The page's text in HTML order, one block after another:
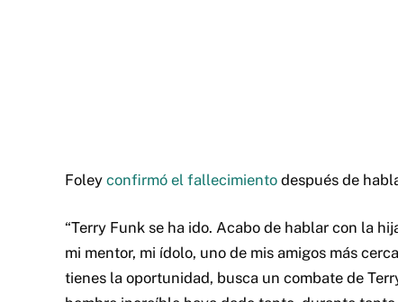
Foley confirmó el fallecimiento después de
“Terry Funk se ha ido. Acabo de hablar con la
mi mentor, mi ídolo, uno de mis amigos más
tienes la oportunidad, busca un combate de